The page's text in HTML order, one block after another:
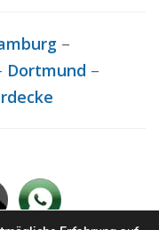
–
Dortmund –